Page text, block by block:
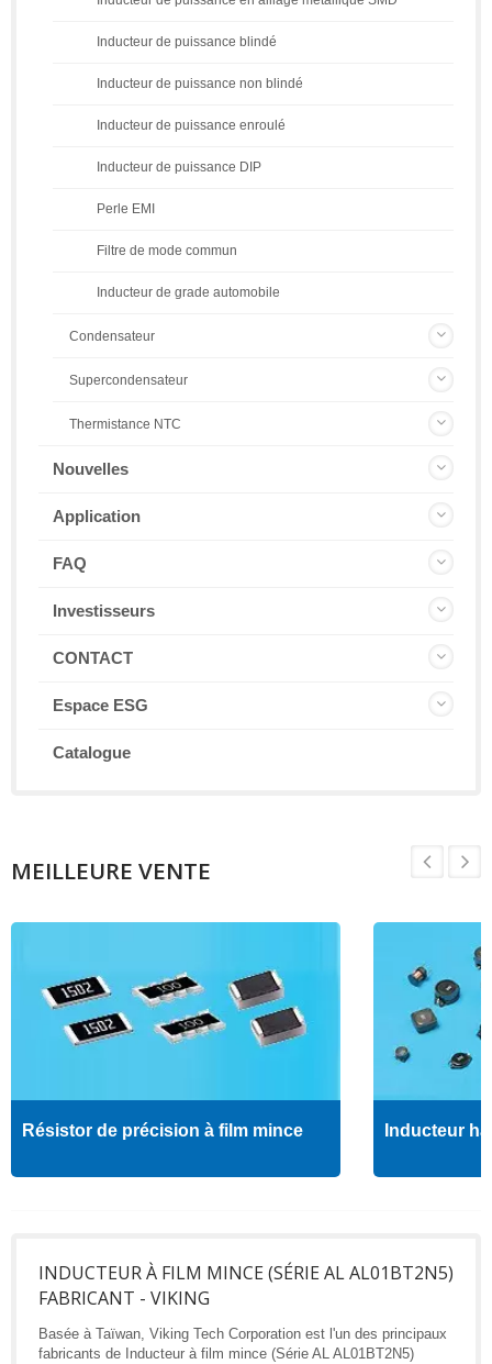
Inducteur de puissance blindé
Inducteur de puissance non blindé
Inducteur de puissance enroulé
Inducteur de puissance DIP
Perle EMI
Filtre de mode commun
Inducteur de grade automobile
Condensateur
Supercondensateur
Thermistance NTC
Nouvelles
Application
FAQ
Investisseurs
CONTACT
Espace ESG
Catalogue
MEILLEURE VENTE
Résistor de précision à film mince Inducteur
INDUCTEUR À FILM MINCE (SÉRIE AL AL01BT2N5)
FABRICANT - VIKING
Basée à Taïwan, Viking Tech Corporation est l'un des principaux
fabricants de Inducteur à film mince (Série AL AL01BT2N5)